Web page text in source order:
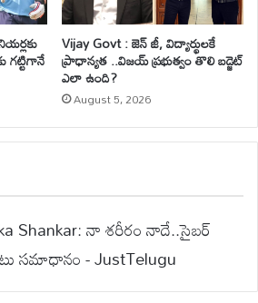
గట్టిగానే
Vijay Govt : జెన్ జీ, విద్యార్థులకే
ప్రాధాన్యత ..విజయ్ ప్రభుత్వం తొలి బడ్జెట్
ఎలా ఉంది?
August 5, 2026
Shankar: నా శరీరం నాదే..సైబర్
సమాధానం - JustTelugu